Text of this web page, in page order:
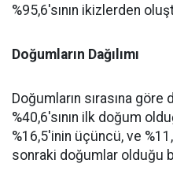
%95,6'sının ikizlerden
Doğumların Dağılımı
Doğumların sırasına göre
%40,6'sının ilk doğum
%16,5'inin üçüncü, ve
sonraki doğumlar olduğu